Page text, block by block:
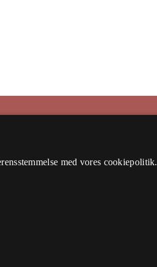
med vores cookiepolitik.